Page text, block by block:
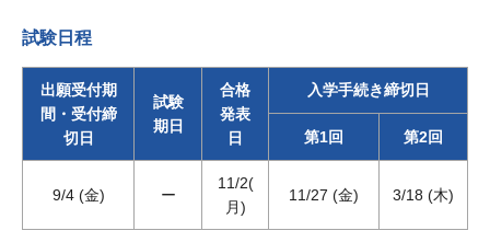
試験日程
出願受付期
間・受付締
切日
試験
期日
合格
発表
日
入学手続き締切日
第1回 第2回
9/4 (金) ー
11/2(
月)
11/27 (金) 3/18 (木)